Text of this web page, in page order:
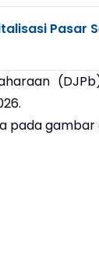
Pasar
pada gambar